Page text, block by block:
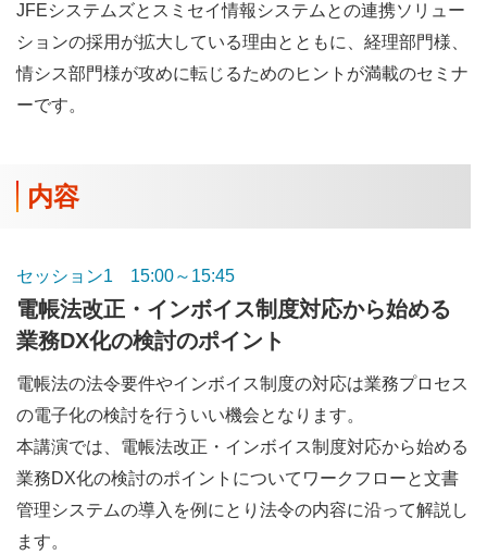
JFEシステムズとスミセイ情報システムとの連携ソリュー
ションの採用が拡大している理由とともに、経理部門様、
情シス部門様が攻めに転じるためのヒントが満載のセミナ
ーです。
内容
セッション1 15:00～15:45
電帳法改正・インボイス制度対応から始める
業務DX化の検討のポイント
電帳法の法令要件やインボイス制度の対応は業務プロセス
の電子化の検討を行ういい機会となります。
本講演では、電帳法改正・インボイス制度対応から始める
業務DX化の検討のポイントについてワークフローと文書
管理システムの導入を例にとり法令の内容に沿って解説し
ます。